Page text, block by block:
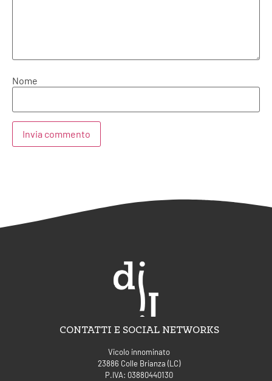
Nome
CONTATTI E SOCIAL NETWORKS
Vicolo innominato
23886 Colle Brianza (LC)
P.IVA: 03880440130